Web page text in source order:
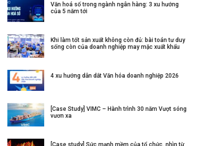
Văn hoá số trong ngành ngân hàng: 3 xu hướng
của 5 năm tới
Khi làm tốt sản xuất không còn đủ: bài toán tư duy
sống còn của doanh nghiệp may mặc xuất khẩu
4 xu hướng dẫn dắt Văn hóa doanh nghiệp 2026
[Case Study] VIMC – Hành trình 30 năm Vượt sóng
vươn xa
[Case study] Sức mạnh mềm của tổ chức, nhìn từ